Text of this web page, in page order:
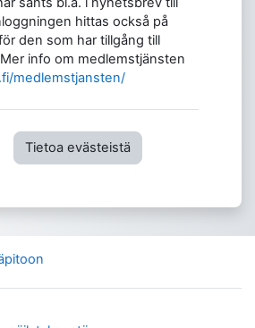
hittas också på
den som har tillgång till
info om medlemstjänsten
medlemstjansten/
Tietoa evästeistä